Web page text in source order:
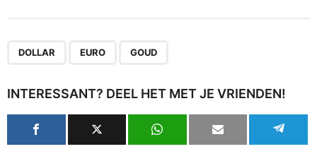
DOLLAR EURO GOUD
INTERESSANT? DEEL HET MET JE VRIENDEN!